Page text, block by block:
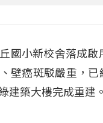
國小新校舍落成
壁癌斑駁嚴重，
建築大樓完成重建。